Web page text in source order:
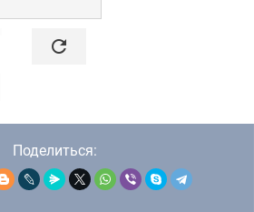
refresh
Поделиться: